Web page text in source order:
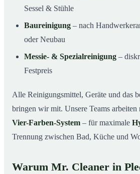
Sessel & Stühle
Baureinigung – nach
oder Neubau
Messie- & Spezialreinigung –
Festpreis
Alle Reinigungsmittel, Geräte und das
bringen wir mit. Unsere Teams arbeiten
Vier-Farben-System – für maximale
Trennung zwischen Bad, Küche und
Warum Mr. Cleaner in